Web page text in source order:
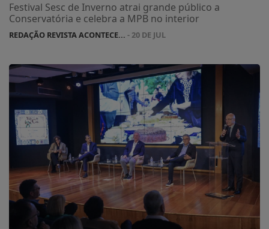
Festival Sesc de Inverno atrai grande público a
Conservatória e celebra a MPB no interior
REDAÇÃO REVISTA ACONTECE... - 20 DE JUL